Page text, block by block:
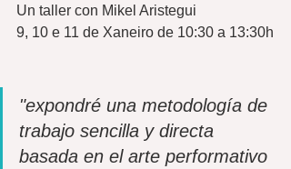
Un taller con Mikel Aristegui
9, 10 e 11 de Xaneiro de 10:30 a 13:30h
"expondré una metodología de
trabajo sencilla y directa
basada en el arte performativo